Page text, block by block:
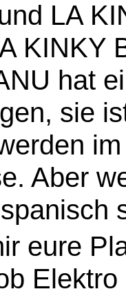
LA
KINKY
hat
sie
Aber
eure